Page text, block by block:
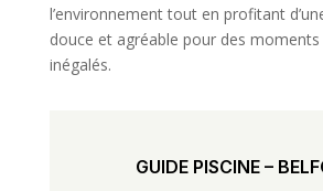
l’environnement tout en profitant
douce et agréable pour des
inégalés.
GUIDE PISCINE –